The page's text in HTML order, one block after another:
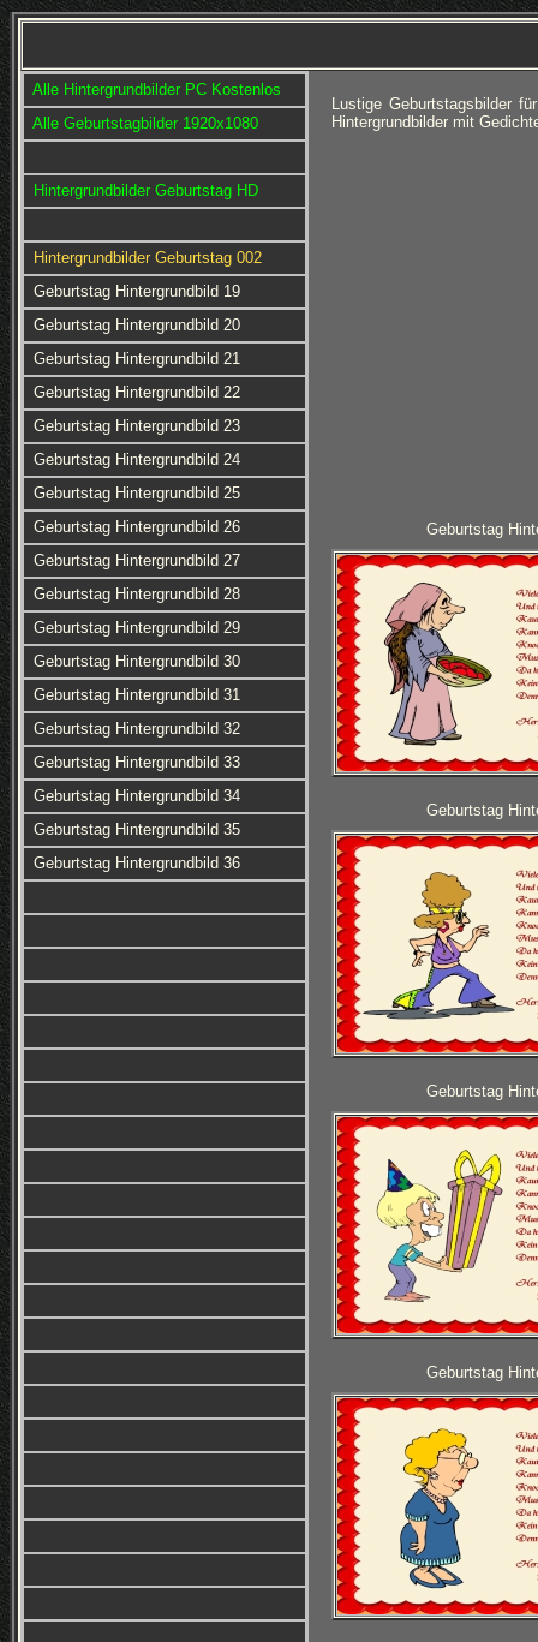
Alle Hintergrundbilder PC Kostenlos
Alle Geburtstagbilder 1920x1080
Hintergrundbilder Geburtstag HD
Hintergrundbilder Geburtstag 002
Geburtstag Hintergrundbild 19
Geburtstag Hintergrundbild 20
Geburtstag Hintergrundbild 21
Geburtstag Hintergrundbild 22
Geburtstag Hintergrundbild 23
Geburtstag Hintergrundbild 24
Geburtstag Hintergrundbild 25
Geburtstag Hintergrundbild 26
Geburtstag Hintergrundbild 27
Geburtstag Hintergrundbild 28
Geburtstag Hintergrundbild 29
Geburtstag Hintergrundbild 30
Geburtstag Hintergrundbild 31
Geburtstag Hintergrundbild 32
Geburtstag Hintergrundbild 33
Geburtstag Hintergrundbild 34
Geburtstag Hintergrundbild 35
Geburtstag Hintergrundbild 36
Lustige Geburtstagsbilder
Hintergrundbilder mit
Geburtstag
Geburtstag
Geburtstag
Geburtstag